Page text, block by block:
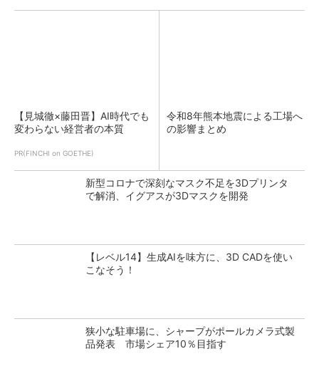
【見城徹×藤田晋】AI時代でも
変わらない経営者の本質
PR(FINCHI on GOETHE)
令和8年熊本地震による工場へ
の影響まとめ
新型コロナで深刻なマスク不足を3Dプリンタ
で解消、イグアスが3Dマスクを開発
【レベル14】生成AIを味方に、3D CADを使い
こなそう！
狭小な駐車場に、シャープがポールカメラ式製
品発表 市場シェア10％目指す